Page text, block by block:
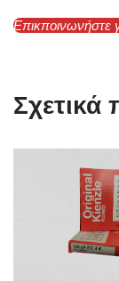
Επικποινωνήστε
Σχετικά